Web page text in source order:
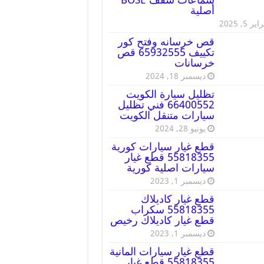
أصلية
5, 2025
قص خرسانه وفتح كور
تكييف 65932555 قص
خرسانات
ديسمبر 18, 2024
تظليل سيارة الكويت
66400552 فني تظليل
سيارات متنقل الكويت
يونيو 28, 2024
قطع غيار سيارات كورية
55818355 قطع غيار
سيارات اصلية كورية
ديسمبر 1, 2023
قطع غيار كاديلاك
55818355 سكراب
قطع غيار كاديلاك رخيص
ديسمبر 1, 2023
قطع غيار سيارات المانية